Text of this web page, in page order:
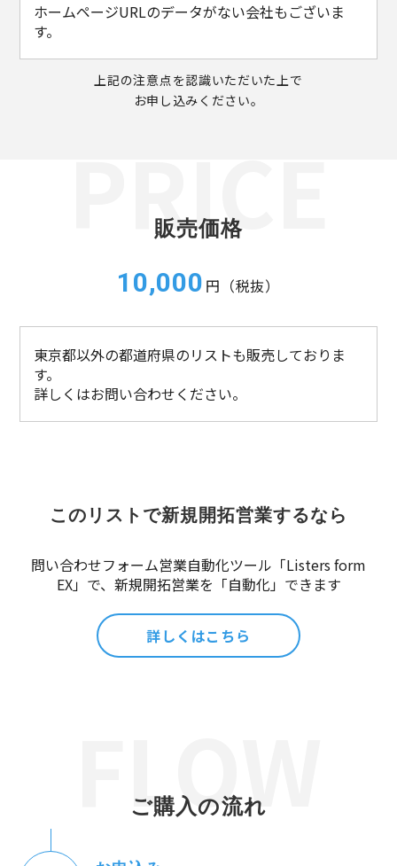
ホームページURLのデータがない会社もございま
す。
上記の注意点を認識いただいた上で
お申し込みください。
販売価格
10,000 円（税抜）
東京都以外の都道府県のリストも販売しておりま
す。
詳しくはお問い合わせください。
このリストで新規開拓営業するなら
問い合わせフォーム営業自動化ツール「Listers form
EX」で、新規開拓営業を「自動化」できます
詳しくはこちら
ご購入の流れ